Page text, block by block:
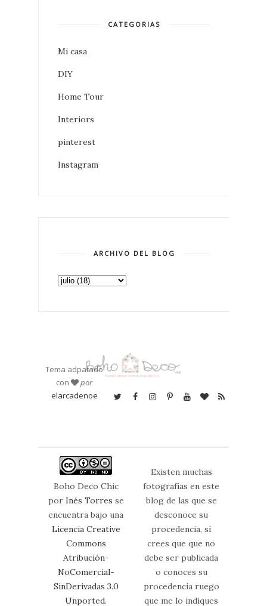
CATEGORIAS
Mi casa
DIY
Home Tour
Interiors
pinterest
Instagram
ARCHIVO DEL BLOG
Tema adpatado
con
por
elarcadenoe
Boho Deco Chic
por Inés Torres se
encuentra bajo una
Licencia Creative
Commons
Atribución-
NoComercial-
SinDerivadas 3.0
Unported.
Existen muchas
fotografías en este
blog de las que se
desconoce su
procedencia, sí
crees que que no
debe ser publicada
o conoces su
procedencia ruego
que me lo indiques